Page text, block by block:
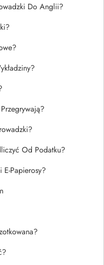
Do Anglii?
Od Podatku?
Papierosy?